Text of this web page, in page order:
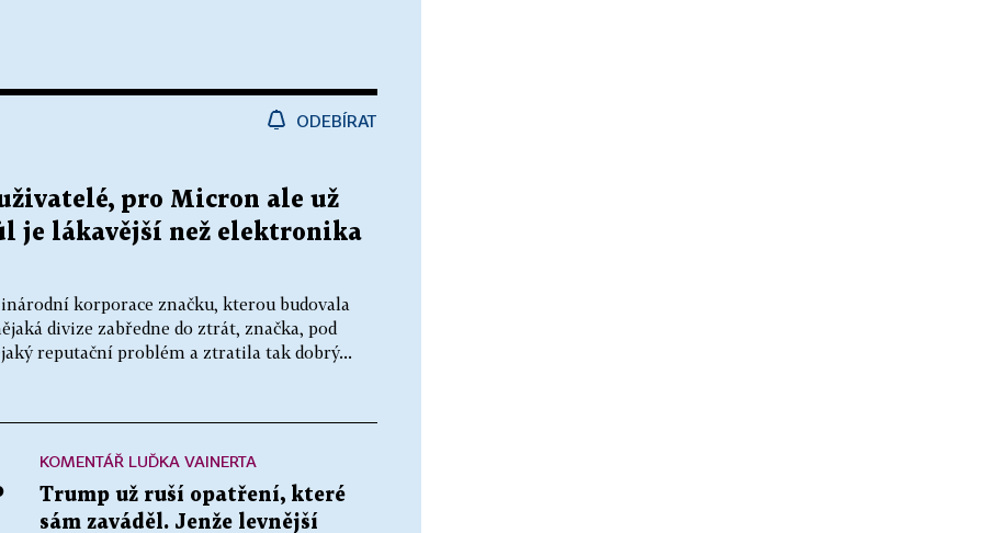
ODEBÍRAT
pro Micron ale už
je lákavější než elektronika
korporace značku, kterou budovala
divize zabředne do ztrát, značka, pod
reputační problém a ztratila tak dobrý...
KOMENTÁŘ LUĎKA VAINERTA
Trump už ruší opatření, které
sám zaváděl. Jenže levnější